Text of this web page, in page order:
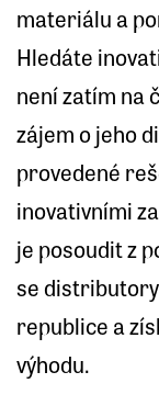
materiálu a
Hledáte
není zatím na
zájem o jeho
provedené
inovativními
je posoudit z
se distributory
republice a
výhodu.